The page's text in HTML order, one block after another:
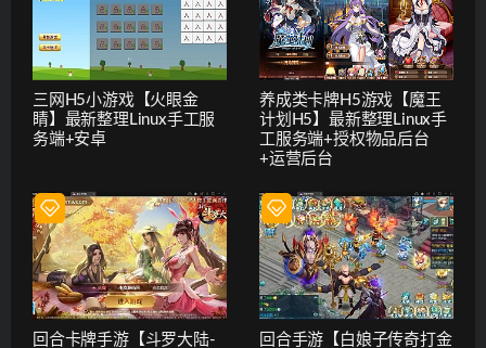
三网H5小游戏【火眼金
睛】最新整理Linux手工服
务端+安卓
养成类卡牌H5游戏【魔王
计划H5】最新整理Linux手
工服务端+授权物品后台
+运营后台
回合卡牌手游【斗罗大陆- 回合手游【白娘子传奇打金